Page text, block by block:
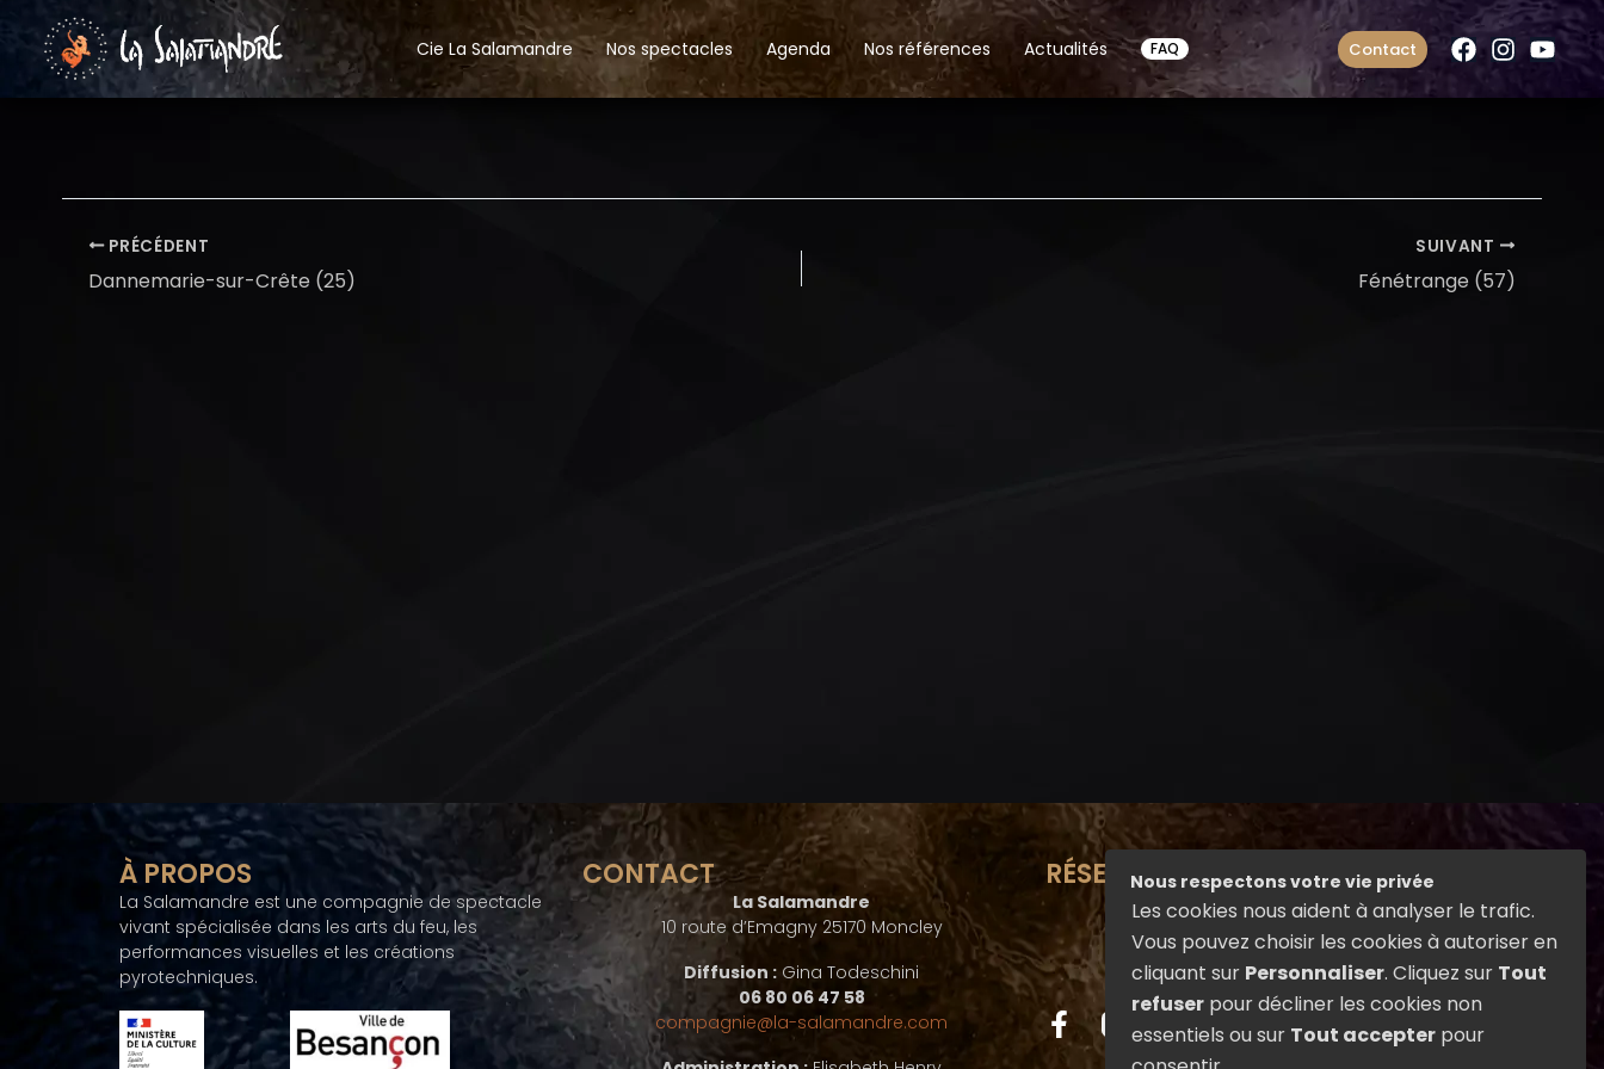
contenu
Cie La Salamandre Nos spectacles Agenda Nos références Actualités FAQ Contact
PRÉCÉDENT
Dannemarie-sur-Crête (25)
SUIVANT
Fénétrange (57)
À PROPOS
La Salamandre est une compagnie de spectacle
vivant spécialisée dans les arts du feu, les
performances visuelles et les créations
pyrotechniques.
CONTACT
La Salamandre
10 route d’Emagny 25170 Moncley
Diffusion : Gina Todeschini
06 80 06 47 58
compagnie@la-salamandre.com
RÉSEAUX SOCIAUX
Suivez La Salamandre sur les réseaux
sociaux pour découvrir nos actualités,
nos spectacles de feu, nos créations et
les coulisses de la compagnie.
F
a
Y
o
Nous respectons votre vie privée
Les cookies nous aident à analyser le trafic.
Vous pouvez choisir les cookies à autoriser en
cliquant sur Personnaliser. Cliquez sur Tout
refuserpour décliner les cookies non
essentiels ou sur Tout accepterpour